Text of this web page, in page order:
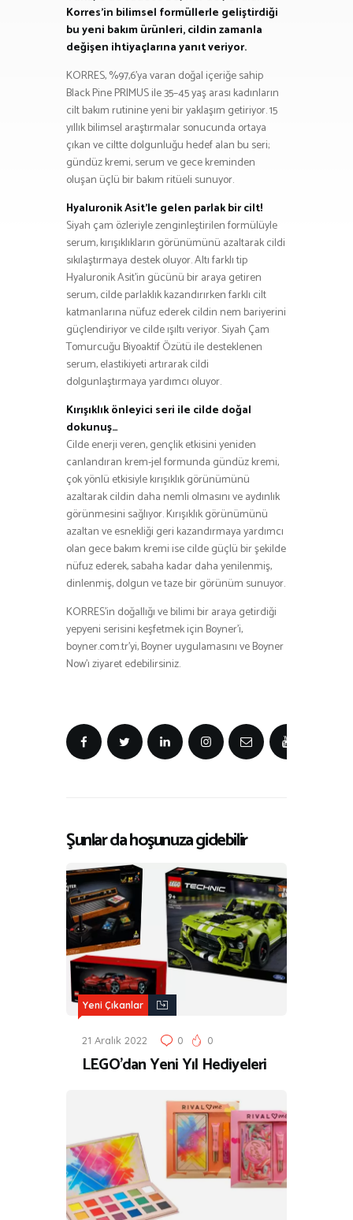
Korres’in bilimsel formüllerle geliştirdiği
bu yeni bakım ürünleri, cildin zamanla
değişen ihtiyaçlarına yanıt veriyor.
KORRES, %97,6’ya varan doğal içeriğe sahip
Black Pine PRIMUS ile 35–45 yaş arası kadınların
cilt bakım rutinine yeni bir yaklaşım getiriyor. 15
yıllık bilimsel araştırmalar sonucunda ortaya
çıkan ve ciltte dolgunluğu hedef alan bu seri;
gündüz kremi, serum ve gece kreminden
oluşan üçlü bir bakım ritüeli sunuyor.
Hyaluronik Asit’le gelen parlak bir cilt!
Siyah çam özleriyle zenginleştirilen formülüyle
serum, kırışıklıkların görünümünü azaltarak cildi
sıkılaştırmaya destek oluyor. Altı farklı tip
Hyaluronik Asit’in gücünü bir araya getiren
serum, cilde parlaklık kazandırırken farklı cilt
katmanlarına nüfuz ederek cildin nem bariyerini
güçlendiriyor ve cilde ışıltı veriyor. Siyah Çam
Tomurcuğu Biyoaktif Özütü ile desteklenen
serum, elastikiyeti artırarak cildi
dolgunlaştırmaya yardımcı oluyor.
Kırışıklık önleyici seri ile cilde doğal
dokunuş…
Cilde enerji veren, gençlik etkisini yeniden
canlandıran krem-jel formunda gündüz kremi,
çok yönlü etkisiyle kırışıklık görünümünü
azaltarak cildin daha nemli olmasını ve aydınlık
görünmesini sağlıyor. Kırışıklık görünümünü
azaltan ve esnekliği geri kazandırmaya yardımcı
olan gece bakım kremi ise cilde güçlü bir şekilde
nüfuz ederek, sabaha kadar daha yenilenmiş,
dinlenmiş, dolgun ve taze bir görünüm sunuyor.
KORRES’in doğallığı ve bilimi bir araya getirdiği
yepyeni serisini keşfetmek için Boyner’i,
boyner.com.tr’yi, Boyner uygulamasını ve Boyner
Now’ı ziyaret edebilirsiniz.
Şunlar da hoşunuza gidebilir
Yeni Çıkanlar
21 Aralık 2022 0 0
LEGO’dan Yeni Yıl Hediyeleri